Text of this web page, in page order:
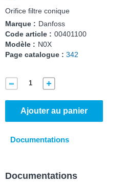
Orifice filtre conique
Marque : Danfoss
Code article : 00401100
Modèle : N0X
Page catalogue : 342
Ajouter au panier
Documentations
Documentations